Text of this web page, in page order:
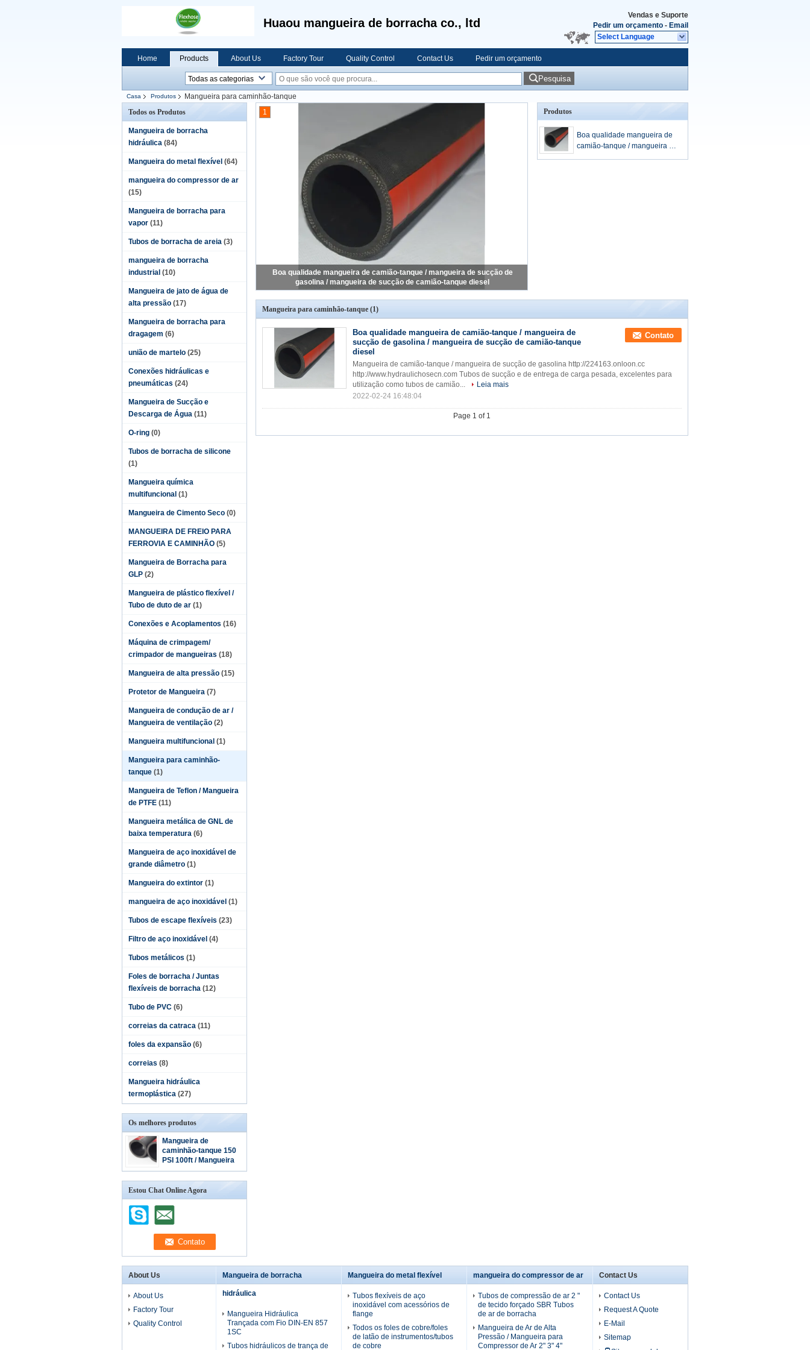
Huaou mangueira de borracha co., ltd
Vendas e Suporte
Pedir um orçamento - Email
Select Language
Home Products About Us Factory Tour Quality Control Contact Us Pedir um orçamento
Pesquisa
Casa Produtos
Mangueira para caminhão-tanque
Todos os Produtos
Mangueira de borracha
hidráulica (84)
Mangueira do metal flexível (64)
mangueira do compressor de ar
(15)
Mangueira de borracha para
vapor (11)
Tubos de borracha de areia (3)
mangueira de borracha
industrial (10)
Mangueira de jato de água de
alta pressão (17)
Mangueira de borracha para
dragagem (6)
união de martelo (25)
Conexões hidráulicas e
pneumáticas (24)
Mangueira de Sucção e
Descarga de Água (11)
O-ring (0)
Tubos de borracha de silicone
(1)
Mangueira química
multifuncional (1)
Mangueira de Cimento Seco (0)
MANGUEIRA DE FREIO PARA
FERROVIA E CAMINHÃO (5)
Mangueira de Borracha para
GLP (2)
Mangueira de plástico flexível /
Tubo de duto de ar (1)
Conexões e Acoplamentos (16)
Máquina de crimpagem/
crimpador de mangueiras (18)
Mangueira de alta pressão (15)
Protetor de Mangueira (7)
Mangueira de condução de ar /
Mangueira de ventilação (2)
Mangueira multifuncional (1)
Mangueira para caminhão-
tanque (1)
Mangueira de Teflon / Mangueira
de PTFE (11)
Mangueira metálica de GNL de
baixa temperatura (6)
Mangueira de aço inoxidável de
grande diâmetro (1)
Mangueira do extintor (1)
mangueira de aço inoxidável (1)
Tubos de escape flexíveis (23)
Filtro de aço inoxidável (4)
Tubos metálicos (1)
Foles de borracha / Juntas
flexíveis de borracha (12)
Tubo de PVC (6)
correias da catraca (11)
foles da expansão (6)
correias (8)
Mangueira hidráulica
termoplástica (27)
Os melhores produtos
Mangueira de
caminhão-tanque 150
PSI 100ft / Mangueira
de sucção de gasolina /
uso de caminhão-
tanque diesel
Estou Chat Online Agora
Boa qualidade mangueira de camião-tanque / mangueira de sucção de
gasolina / mangueira de sucção de camião-tanque diesel
1 Produtos
Boa qualidade mangueira de
camião-tanque / mangueira de
Mangueira para caminhão-tanque (1)
Boa qualidade mangueira de camião-tanque / mangueira de
sucção de gasolina / mangueira de sucção de camião-tanque
diesel
Contato
Mangueira de camião-tanque / mangueira de sucção de gasolina http://224163.onloon.cc
http://www.hydraulichosecn.com Tubos de sucção e de entrega de carga pesada, excelentes para
utilização como tubos de camião...
Leia mais
2022-02-24 16:48:04
Page 1 of 1
About Us
About Us
Factory Tour
Quality Control
Mangueira de borracha
hidráulica
Mangueira Hidráulica
Trançada com Fio DIN-EN 857
1SC
Tubos hidráulicos de trança de
Mangueira do metal flexível
Tubos flexíveis de aço
inoxidável com acessórios de
flange
Todos os foles de cobre/foles
de latão de instrumentos/tubos
de cobre
mangueira do compressor de ar
Tubos de compressão de ar 2 "
de tecido forçado SBR Tubos
de ar de borracha
Mangueira de Ar de Alta
Pressão / Mangueira para
Compressor de Ar 2" 3" 4"
Contact Us
Contact Us
Request A Quote
E-Mail
Sitemap